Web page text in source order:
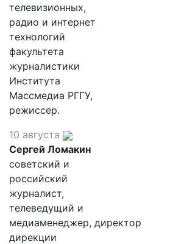
телевизионных,
радио и интернет
технологий
факультета
журналистики
Института
Массмедиа РГГУ,
режиссер.
10 августа
Сергей Ломакин
советский и
российский
журналист,
телеведущий и
медиаменеджер, директор
дирекции